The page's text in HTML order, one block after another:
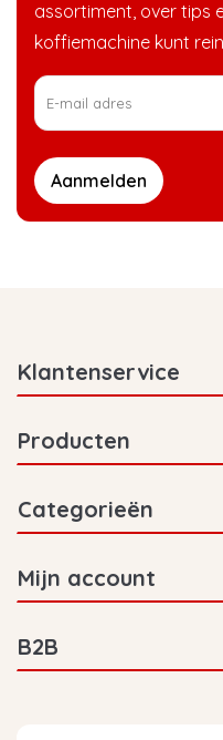
assortiment, over tips
koffiemachine kunt
Aanmelden
Klantenservice
Producten
Categorieën
Mijn account
B2B